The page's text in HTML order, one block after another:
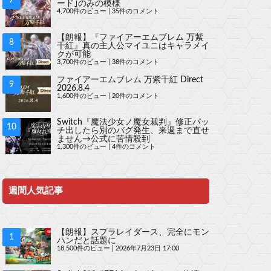
ード｣のみの模様
4,700件のビュー 35件のコメント
【朗報】『ファイアーエムブレム 万紫
千紅』真の主人公マイユニはキャラメイ
クが可能
3,700件のビュー 38件のコメント
ファイアーエムブレム 万紫千紅 Direct
2026.8.4
1,600件のビュー 20件のコメント
Switch『魔法少女ノ魔女裁判』修正パッ
チ出したら別のバグ発生、来週まで直せ
ません→公式に苦情殺到
1,300件のビュー|4件のコメント
週間人気記事
【朗報】スプラレイダース、完全にモン
ハンだと話題に
18,500件のビュー 2026年7月23日 17:00